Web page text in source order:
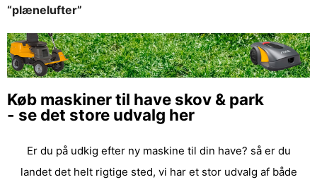
“plænelufter”
Køb maskiner til have skov & park
- se det store udvalg her
Er du på udkig efter ny maskine til din have? så er du
landet det helt rigtige sted, vi har et stor udvalg af både